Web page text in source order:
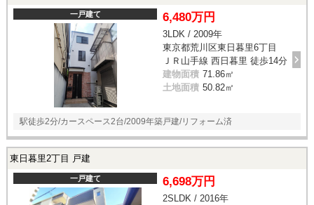
一戸建て 6,480万円
3LDK / 2009年
東京都荒川区東日暮里6丁目
ＪＲ山手線 西日暮里 徒歩14分
建物面積 71.86㎡
土地面積 50.82㎡
駅徒歩2分/カースペース2台/2009年築戸建/リフォーム済
東日暮里2丁目 戸建
一戸建て 6,698万円
2SLDK / 2016年